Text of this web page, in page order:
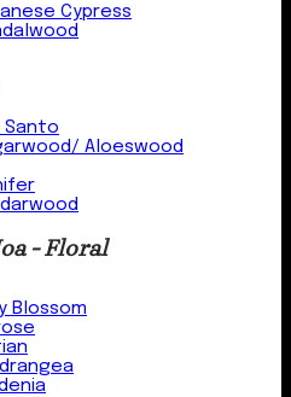
Cypress
Santo
Aloeswood
- Floral
Blossom